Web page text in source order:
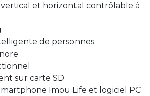
et horizontal contrôlable à
de personnes
sur carte SD
Imou Life et logiciel PC